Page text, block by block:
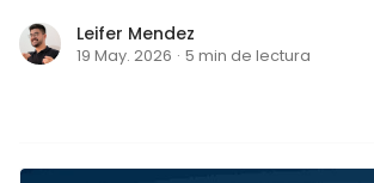
Leifer Mendez
19 May. 2026 · 5 min de lectura